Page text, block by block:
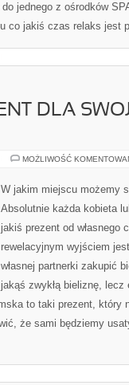
jednego z ośrodków
co jakiś czas relaks jest
DLA
MOŻLIWOŚĆ
W jakim miejscu możemy
Absolutnie każda kobieta
jakiś prezent od własnego
rewelacyjnym wyjściem
własnej partnerki zakupić
jakąś zwykłą bieliznę, lecz
to taki prezent, który
że sami będziemy